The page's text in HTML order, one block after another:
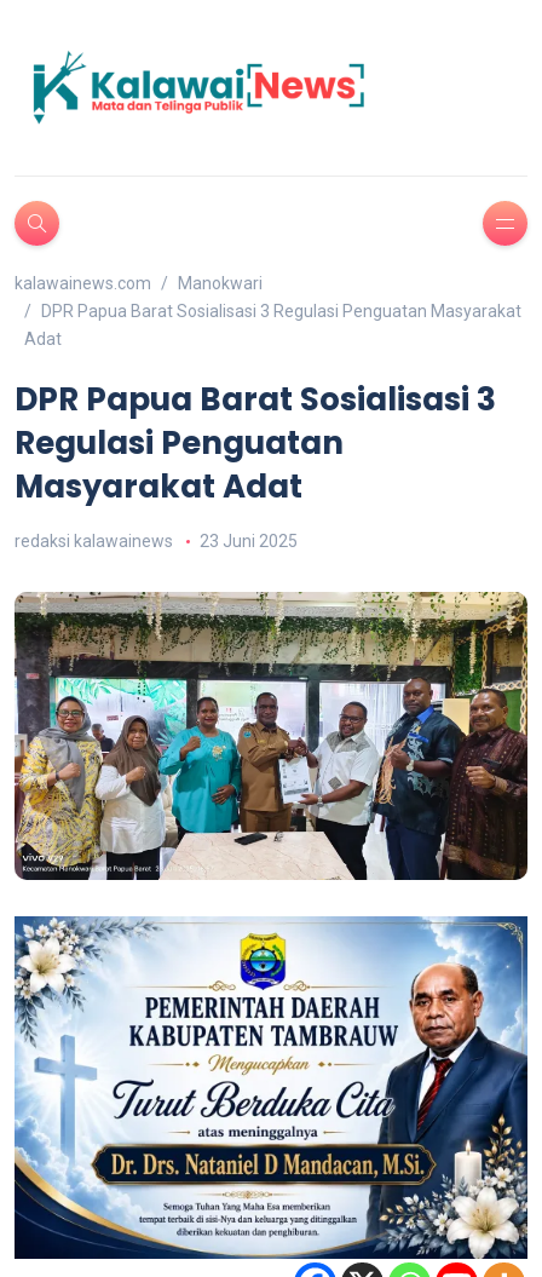
kalawainews.com
Manokwari
DPR Papua Barat Sosialisasi 3 Regulasi Penguatan Masyarakat
Adat
DPR Papua Barat Sosialisasi 3
Regulasi Penguatan
Masyarakat Adat
redaksi kalawainews 23 Juni 2025